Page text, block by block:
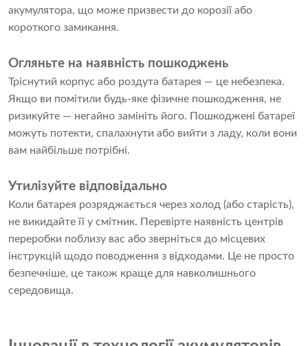
акумулятора, що може призвести до корозії або
короткого замикання.
Огляньте на наявність пошкоджень
Тріснутий корпус або роздута батарея — це небезпека.
Якщо ви помітили будь-яке фізичне пошкодження, не
ризикуйте — негайно замініть його. Пошкоджені батареї
можуть потекти, спалахнути або вийти з ладу, коли вони
вам найбільше потрібні.
Утилізуйте відповідально
Коли батарея розряджається через холод (або старість),
не викидайте її у смітник. Перевірте наявність центрів
переробки поблизу вас або зверніться до місцевих
інструкцій щодо поводження з відходами. Це не просто
безпечніше, це також краще для навколишнього
середовища.